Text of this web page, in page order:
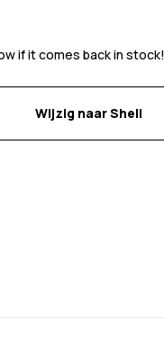
if it comes back in stock!
Wijzig naar Shell